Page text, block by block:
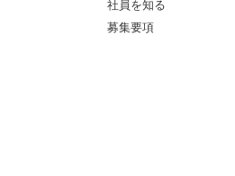
社員を知る
募集要項